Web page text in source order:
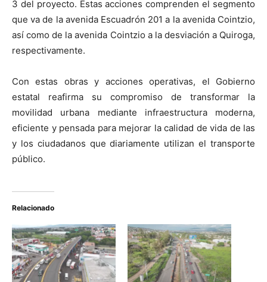
3 del proyecto. Estas acciones comprenden el segmento
que va de la avenida Escuadrón 201 a la avenida Cointzio,
así como de la avenida Cointzio a la desviación a Quiroga,
respectivamente.
Con estas obras y acciones operativas, el Gobierno
estatal reafirma su compromiso de transformar la
movilidad urbana mediante infraestructura moderna,
eficiente y pensada para mejorar la calidad de vida de las
y los ciudadanos que diariamente utilizan el transporte
público.
Relacionado